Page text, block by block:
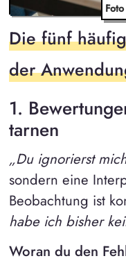
Die fünf
der
1.
tarnen
„Du ignorierst
sondern eine
Beobachtung ist
habe ich bisher
Woran du den